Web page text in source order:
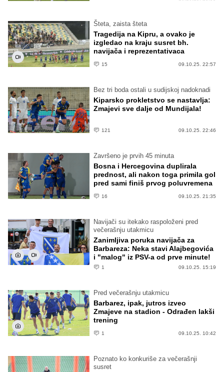
Šteta, zaista šteta
Tragedija na Kipru, a ovako je
izgledao na kraju susret bh.
navijača i reprezentativaca
15 09.10.25. 22:57
Bez tri boda ostali u sudijskoj nadoknadi
Kiparsko prokletstvo se nastavlja:
Zmajevi sve dalje od Mundijala!
121 09.10.25. 22:46
Završeno je prvih 45 minuta
Bosna i Hercegovina duplirala
prednost, ali nakon toga primila gol
pred sami finiš prvog poluvremena
16 09.10.25. 21:35
Navijači su itekako raspoloženi pred
večerašnju utakmicu
Zanimljiva poruka navijača za
Barbareza: Neka stavi Alajbegovića
i "malog" iz PSV-a od prve minute!
1 09.10.25. 15:19
Pred večerašnju utakmicu
Barbarez, ipak, jutros izveo
Zmajeve na stadion - Odrađen lakši
trening
1 09.10.25. 10:42
Poznato ko konkuriše za večerašnji
susret